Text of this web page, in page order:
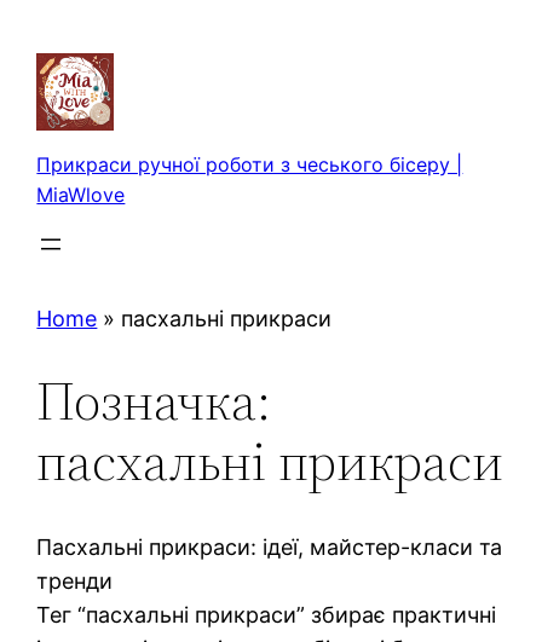
вмісту
Прикраси ручної роботи з чеського бісеру |
MiaWlove
Home » пасхальні прикраси
Позначка:
пасхальні прикраси
Пасхальні прикраси: ідеї, майстер-класи та
тренди
Тег “пасхальні прикраси” збирає практичні